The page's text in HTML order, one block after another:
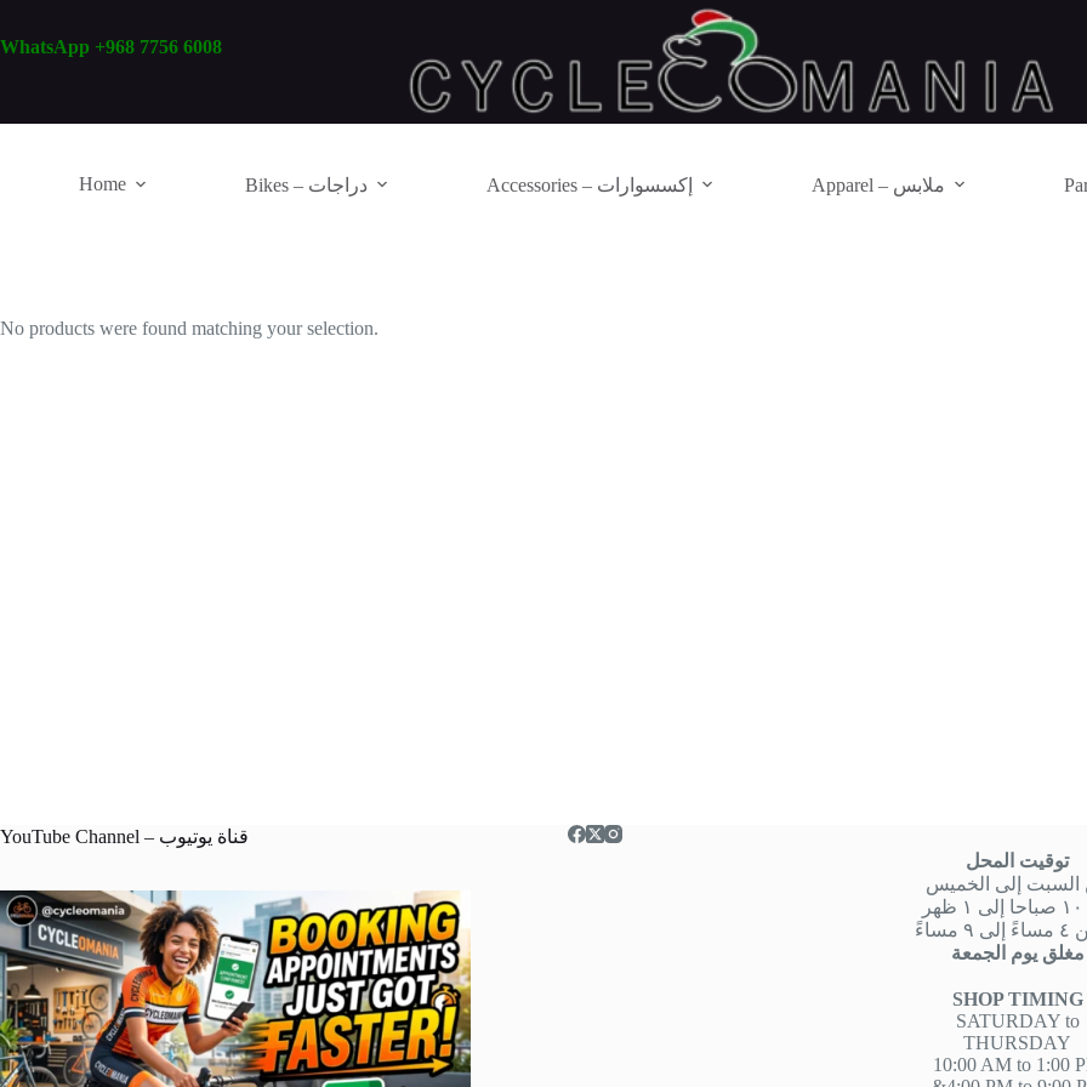
content
WhatsApp +968 7756 6008
Home Bikes – دراجات Accessories – إكسسوارات Apparel – ملابس
No products were found matching your selection.
YouTube Channel – قناة يوتيوب
توقيت المحل
السبت إلى الخميس
مساءً
مغلق يوم الجمعة
SHOP TIMING
SATURDAY to
THURSDAY
10:00 AM to 1:00